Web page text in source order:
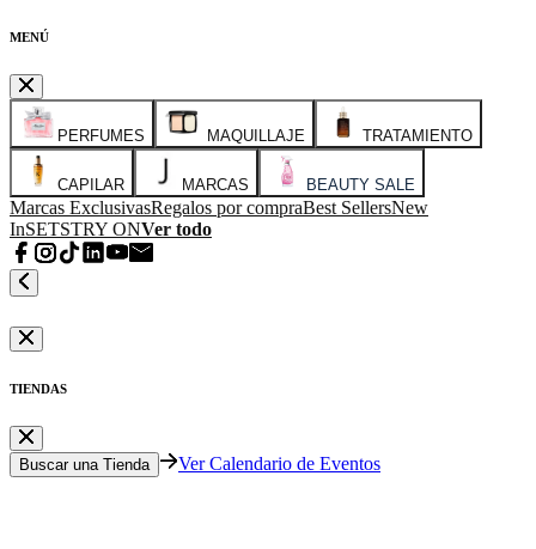
MENÚ
PERFUMES MAQUILLAJE TRATAMIENTO
CAPILAR MARCAS BEAUTY SALE
Marcas ExclusivasRegalos por compraBest SellersNew
InSETSTRY ONVer todo
TIENDAS
Buscar una Tienda Ver Calendario de Eventos